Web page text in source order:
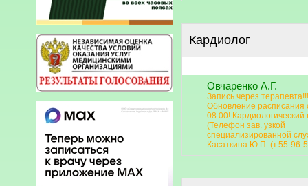
Кардиолог
Овчаренко А.Г.
Запись через терапевта!!!
Обновление расписания
08:00! Кардиологический
(Телефон зав. узкой
специализированной
Касаткина Ю.П. (т.55-96-